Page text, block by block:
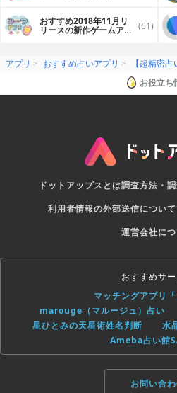
おすすめ2018年11月リ
リースの新作ゲームアプ (61)
アプリ おすすめ占いアプリ 【超精密
お役立ち
ドットアップスとは調査方法・
利用者情報の外部送信について
運営会社に
おすすめサ
マッチングアプリ「
marouge（マルージュ）占い
星ひとみの天星術姓名判断
水
Ameba占い館
お問い合